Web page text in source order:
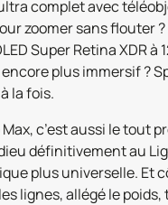
complet avec
zoomer sans flouter
Super Retina XDR à
plus immersif ?
la fois.
Max, c’est aussi le tout
définitivement au
plus universelle. Et
lignes, allégé le poids,